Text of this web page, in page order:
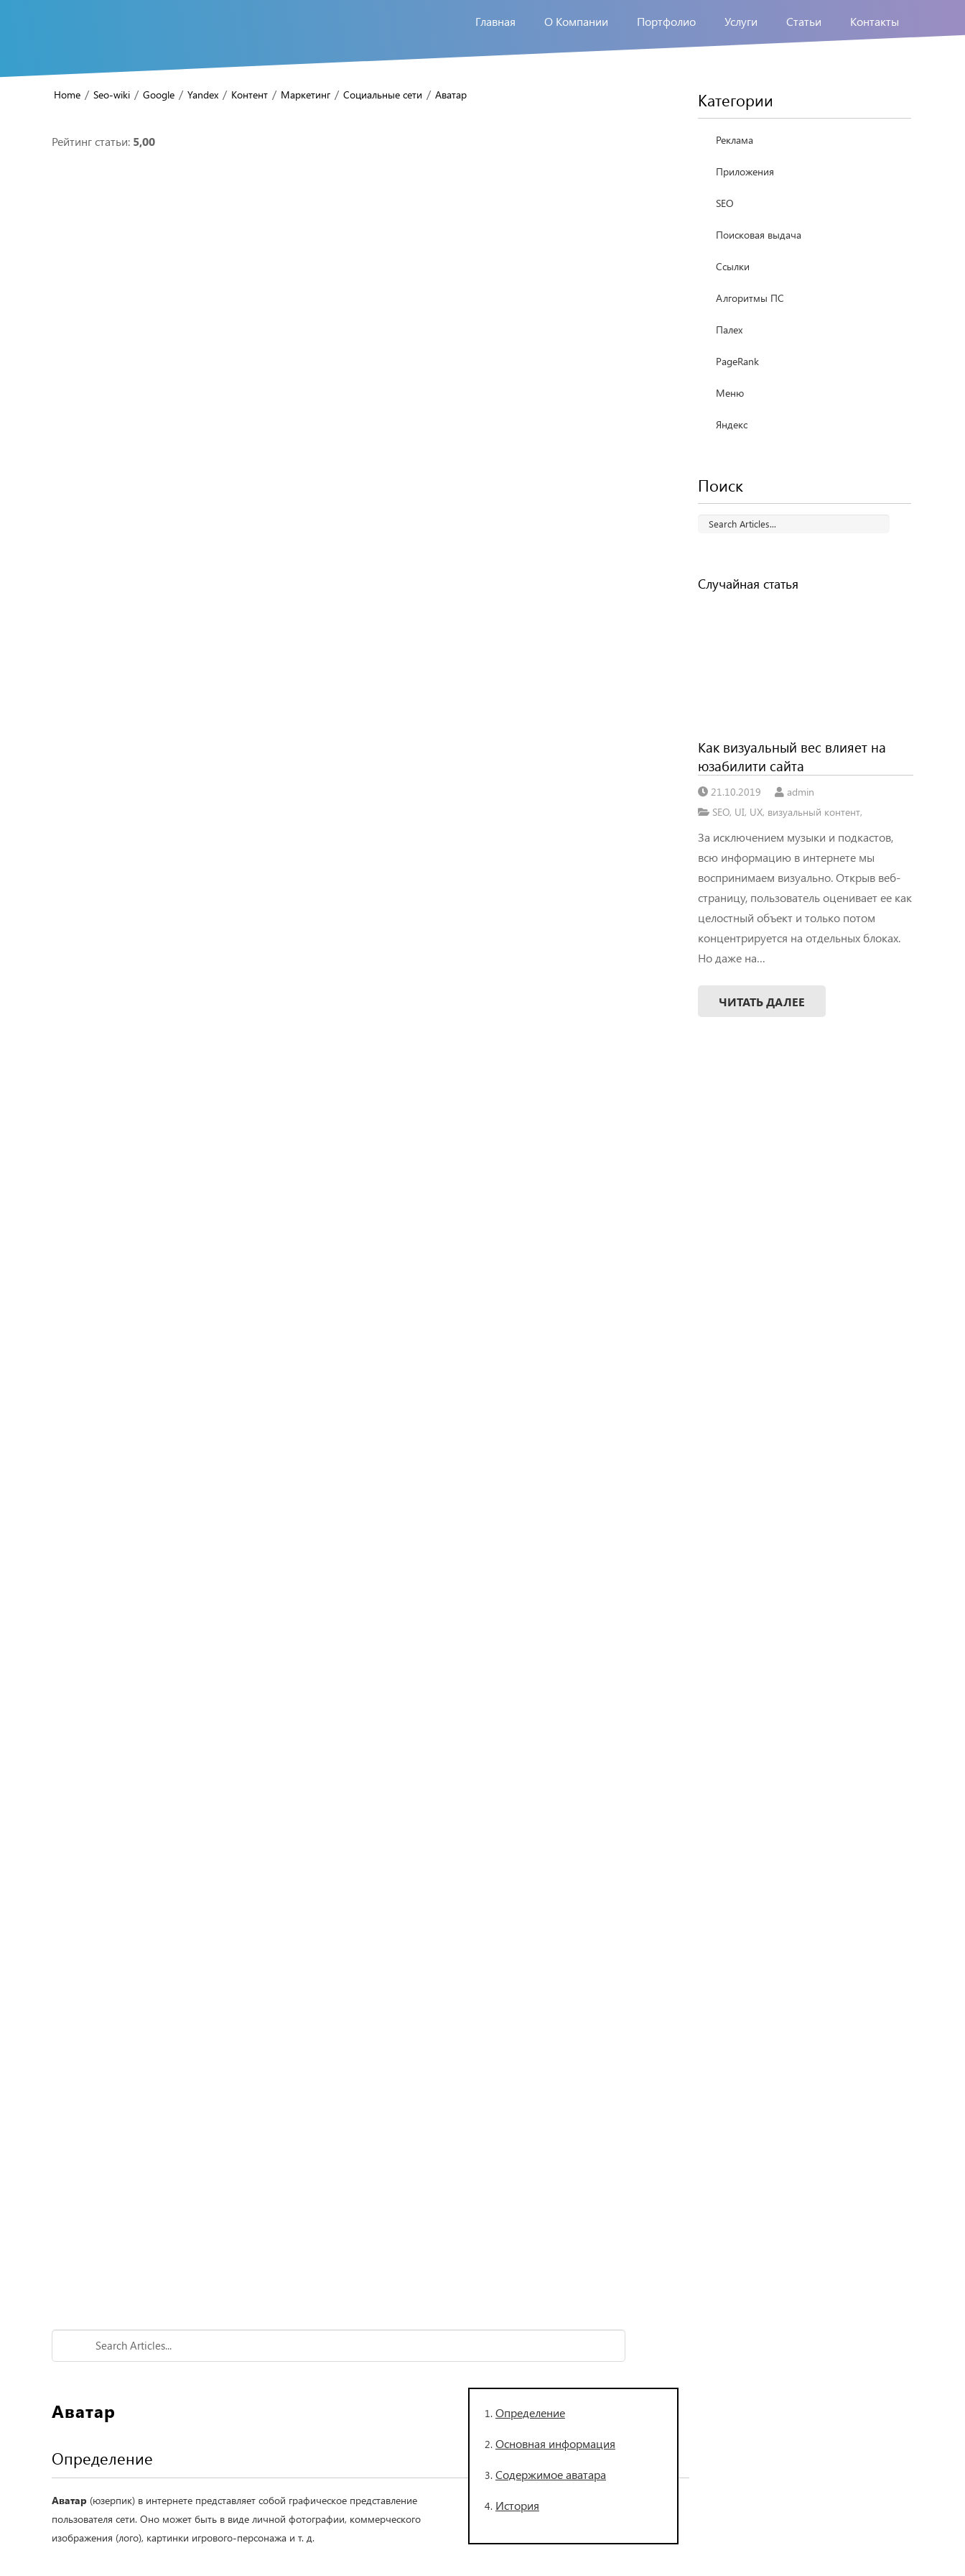
Главная О Компании Портфолио Услуги Статьи Контакты
Home / Seo-wiki / Google / Yandex / Контент / Маркетинг / Социальные сети / Аватар
Рейтинг статьи: 5,00
Определение
Основная информация
Содержимое аватара
История
Аватар
Определение
Аватар (юзерпик) в интернете представляет собой графическое представление
пользователя сети. Оно может быть в виде личной фотографии, коммерческого
изображения (лого), картинки игрового-персонажа и т. д.
Категории
Реклама
Приложения
SEO
Поисковая выдача
Ссылки
Алгоритмы ПС
Палех
PageRank
Меню
Яндекс
Поиск
Случайная статья
Как визуальный вес влияет на
юзабилити сайта
21.10.2019
admin
SEO, UI, UX, визуальный контент,
За исключением музыки и подкастов,
всю информацию в интернете мы
воспринимаем визуально. Открыв веб-
страницу, пользователь оценивает ее как
целостный объект и только потом
концентрируется на отдельных блоках.
Но даже на…
ЧИТАТЬ ДАЛЕЕ